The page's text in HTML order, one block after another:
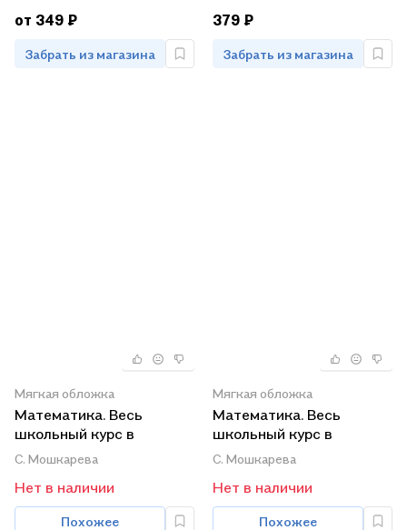
от 349 ₽
Забрать из магазина
379 ₽
Забрать из магазина
Мягкая обложка
Математика. Весь
школьный курс в
таблицах
С. Мошкарева
Нет в наличии
Похожее
Мягкая обложка
Математика. Весь
школьный курс в
таблицах и схемах
С. Мошкарева
Нет в наличии
Похожее